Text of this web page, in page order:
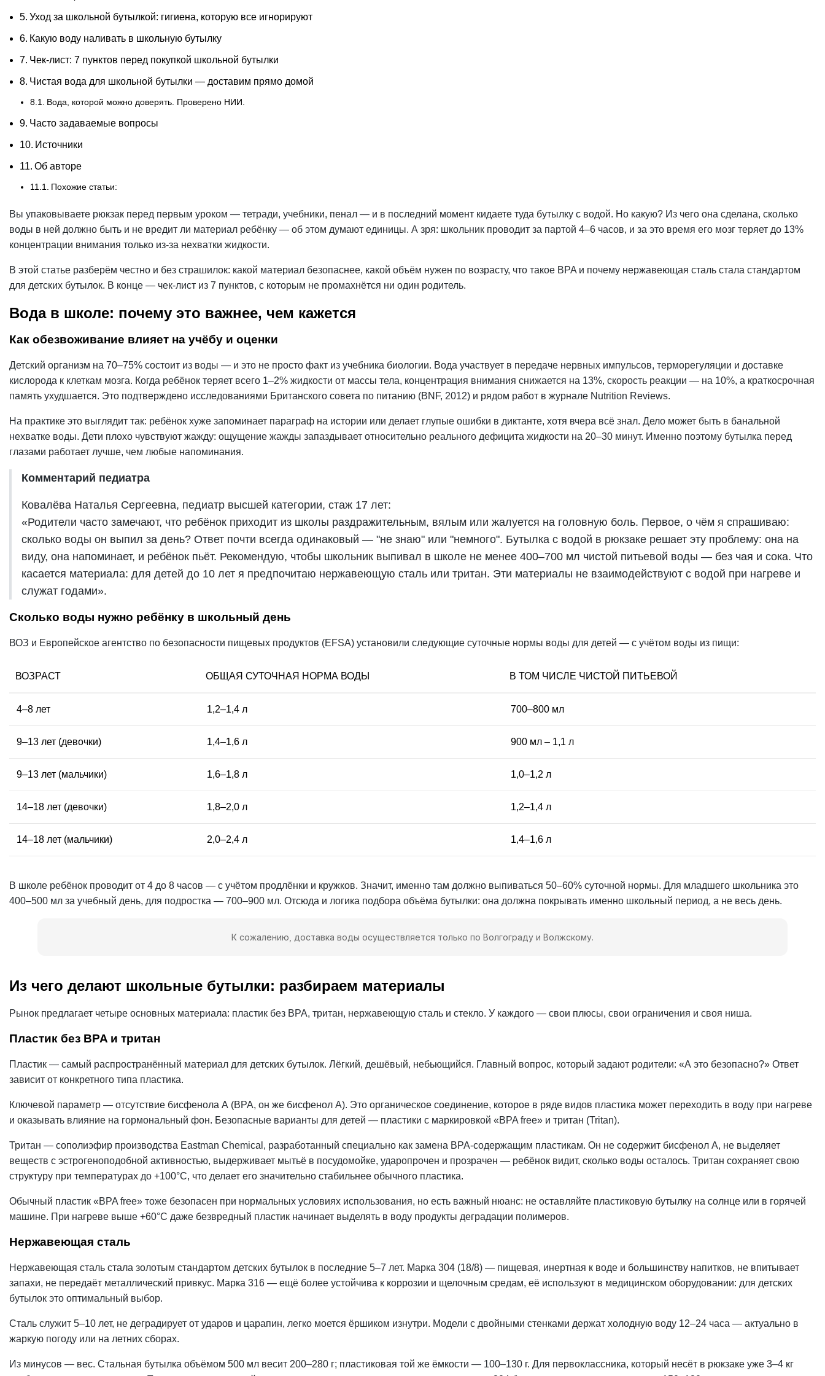
Уход за школьной бутылкой: гигиена, которую все игнорируют
Какую воду наливать в школьную бутылку
Чек-лист: 7 пунктов перед покупкой школьной бутылки
Чистая вода для школьной бутылки — доставим прямо домой
Вода, которой можно доверять. Проверено НИИ.
Часто задаваемые вопросы
Источники
Об авторе
Похожие статьи:
Вы упаковываете рюкзак перед первым уроком — тетради, учебники, пенал — и в последний момент кидаете туда бутылку с водой. Но какую? Из чего она сделана, сколько
воды в ней должно быть и не вредит ли материал ребёнку — об этом думают единицы. А зря: школьник проводит за партой 4–6 часов, и за это время его мозг теряет до 13%
концентрации внимания только из-за нехватки жидкости.
В этой статье разберём честно и без страшилок: какой материал безопаснее, какой объём нужен по возрасту, что такое BPA и почему нержавеющая сталь стала стандартом
для детских бутылок. В конце — чек-лист из 7 пунктов, с которым не промахнётся ни один родитель.
Вода в школе: почему это важнее, чем кажется
Как обезвоживание влияет на учёбу и оценки
Детский организм на 70–75% состоит из воды — и это не просто факт из учебника биологии. Вода участвует в передаче нервных импульсов, терморегуляции и доставке
кислорода к клеткам мозга. Когда ребёнок теряет всего 1–2% жидкости от массы тела, концентрация внимания снижается на 13%, скорость реакции — на 10%, а краткосрочная
память ухудшается. Это подтверждено исследованиями Британского совета по питанию (BNF, 2012) и рядом работ в журнале Nutrition Reviews.
На практике это выглядит так: ребёнок хуже запоминает параграф на истории или делает глупые ошибки в диктанте, хотя вчера всё знал. Дело может быть в банальной
нехватке воды. Дети плохо чувствуют жажду: ощущение жажды запаздывает относительно реального дефицита жидкости на 20–30 минут. Именно поэтому бутылка перед
глазами работает лучше, чем любые напоминания.
Комментарий педиатра
Ковалёва Наталья Сергеевна, педиатр высшей категории, стаж 17 лет:
«Родители часто замечают, что ребёнок приходит из школы раздражительным, вялым или жалуется на головную боль. Первое, о чём я спрашиваю:
сколько воды он выпил за день? Ответ почти всегда одинаковый — "не знаю" или "немного". Бутылка с водой в рюкзаке решает эту проблему: она на
виду, она напоминает, и ребёнок пьёт. Рекомендую, чтобы школьник выпивал в школе не менее 400–700 мл чистой питьевой воды — без чая и сока. Что
касается материала: для детей до 10 лет я предпочитаю нержавеющую сталь или тритан. Эти материалы не взаимодействуют с водой при нагреве и
служат годами».
Сколько воды нужно ребёнку в школьный день
ВОЗ и Европейское агентство по безопасности пищевых продуктов (EFSA) установили следующие суточные нормы воды для детей — с учётом воды из пищи:
ВОЗРАСТ ОБЩАЯ СУТОЧНАЯ НОРМА ВОДЫ В ТОМ ЧИСЛЕ ЧИСТОЙ ПИТЬЕВОЙ
4–8 лет 1,2–1,4 л 700–800 мл
9–13 лет (девочки) 1,4–1,6 л 900 мл – 1,1 л
9–13 лет (мальчики) 1,6–1,8 л 1,0–1,2 л
14–18 лет (девочки) 1,8–2,0 л 1,2–1,4 л
14–18 лет (мальчики) 2,0–2,4 л 1,4–1,6 л
В школе ребёнок проводит от 4 до 8 часов — с учётом продлёнки и кружков. Значит, именно там должно выпиваться 50–60% суточной нормы. Для младшего школьника это
400–500 мл за учебный день, для подростка — 700–900 мл. Отсюда и логика подбора объёма бутылки: она должна покрывать именно школьный период, а не весь день.
К сожалению, доставка воды осуществляется только по Волгограду и Волжскому.
Из чего делают школьные бутылки: разбираем материалы
Рынок предлагает четыре основных материала: пластик без BPA, тритан, нержавеющую сталь и стекло. У каждого — свои плюсы, свои ограничения и своя ниша.
Пластик без BPA и тритан
Пластик — самый распространённый материал для детских бутылок. Лёгкий, дешёвый, небьющийся. Главный вопрос, который задают родители: «А это безопасно?» Ответ
зависит от конкретного типа пластика.
Ключевой параметр — отсутствие бисфенола А (BPA, он же бисфенол А). Это органическое соединение, которое в ряде видов пластика может переходить в воду при нагреве
и оказывать влияние на гормональный фон. Безопасные варианты для детей — пластики с маркировкой «BPA free» и тритан (Tritan).
Тритан — сополиэфир производства Eastman Chemical, разработанный специально как замена BPA-содержащим пластикам. Он не содержит бисфенол А, не выделяет
веществ с эстрогеноподобной активностью, выдерживает мытьё в посудомойке, ударопрочен и прозрачен — ребёнок видит, сколько воды осталось. Тритан сохраняет свою
структуру при температурах до +100°С, что делает его значительно стабильнее обычного пластика.
Обычный пластик «BPA free» тоже безопасен при нормальных условиях использования, но есть важный нюанс: не оставляйте пластиковую бутылку на солнце или в горячей
машине. При нагреве выше +60°С даже безвредный пластик начинает выделять в воду продукты деградации полимеров.
Нержавеющая сталь
Нержавеющая сталь стала золотым стандартом детских бутылок в последние 5–7 лет. Марка 304 (18/8) — пищевая, инертная к воде и большинству напитков, не впитывает
запахи, не передаёт металлический привкус. Марка 316 — ещё более устойчива к коррозии и щелочным средам, её используют в медицинском оборудовании: для детских
бутылок это оптимальный выбор.
Сталь служит 5–10 лет, не деградирует от ударов и царапин, легко моется ёршиком изнутри. Модели с двойными стенками держат холодную воду 12–24 часа — актуально в
жаркую погоду или на летних сборах.
Из минусов — вес. Стальная бутылка объёмом 500 мл весит 200–280 г; пластиковая той же ёмкости — 100–130 г. Для первоклассника, который несёт в рюкзаке уже 3–4 кг